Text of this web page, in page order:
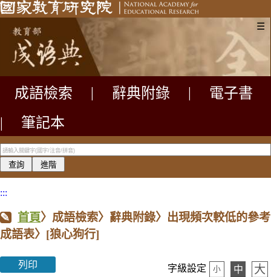
☰
成語檢索 辭典附錄
電子書
|
筆記本
:::
首頁〉成語檢索〉辭典附錄〉出現頻次較低的參考
成語表〉 [狼心狗行]
列印 字級設定 小 中 大